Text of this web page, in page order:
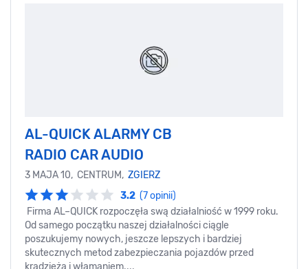
AL-QUICK ALARMY CB
RADIO CAR AUDIO
3 MAJA 10, CENTRUM, ZGIERZ
3.2 (7 opinii)
Firma AL–QUICK rozpoczęła swą działalniość w 1999 roku.
Od samego początku naszej działalności ciągle
poszukujemy nowych, jeszcze lepszych i bardziej
skutecznych metod zabezpieczania pojazdów przed
kradzieżą i włamaniem....